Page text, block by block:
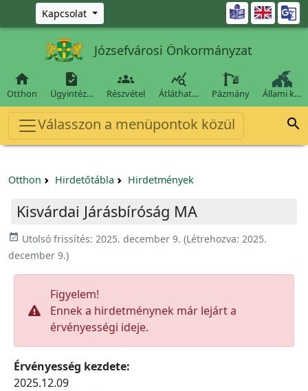
Ugrás a fő tartalomra
Kapcsolat 
Józsefvárosi Önkormányzat

Otthon

Ügyintéz…

Részvétel

Átláthat… Pázmány Állami k…
Válasszon a menüpontok közül 
Otthon Hirdetőtábla Hirdetmények
Kisvárdai Járásbíróság MA
event_available Utolsó frissítés: 2025. december 9. (Létrehozva: 2025.
december 9.)
Figyelem!
Ennek a hirdetménynek már lejárt a
érvényességi ideje.
Érvényesség kezdete:
2025.12.09